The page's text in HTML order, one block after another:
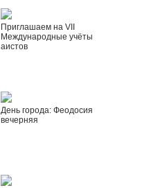
Приглашаем на VII
Международные учёты
аистов
День города: Феодосия
вечерняя